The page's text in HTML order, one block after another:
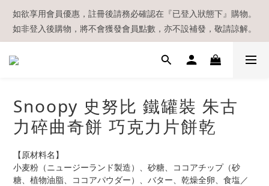
【現貨區】內款式均為在港現貨，現貨區以外的所有貨品都需要訂
貨喔！
如欲享用會員優惠，註冊後請務必確認在『已登入狀態下』購物。
如非登入後購物，將不會獲發會員點數，亦不設補發，敬請諒解。
溫馨提示：所有順豐快遞／本地及國際郵遞寄出後，本店只會以電
【現貨區】內款式均為在港現貨，現貨區以外的所有貨品都需要訂
貨喔！
Snoopy 史努比 鐵罐裝 朱古
力碎曲奇餅 巧克力片餅乾
【原材料名】
小麦粉（ニュージーランド製造）、砂糖、ココアチップ（砂
糖、植物油脂、ココアパウダー）、バター、乾燥全卵、食塩／